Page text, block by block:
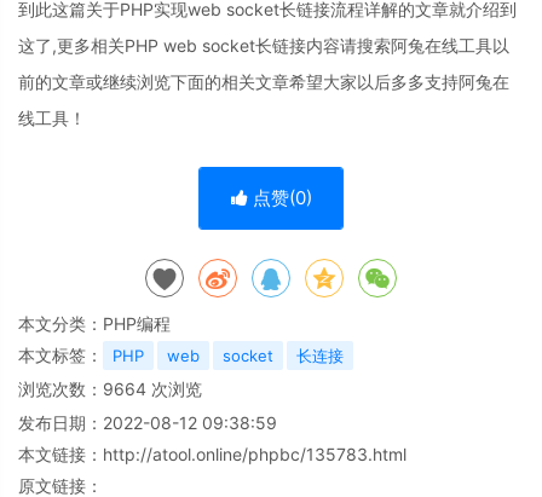
到此这篇关于PHP实现web socket长链接流程详解的文章就介绍到
这了,更多相关PHP web socket长链接内容请搜索阿兔在线工具以
前的文章或继续浏览下面的相关文章希望大家以后多多支持阿兔在
线工具！
点赞(0)
本文分类： PHP编程
本文标签：
PHP web socket 长连接
浏览次数： 9664 次浏览
发布日期：2022-08-12 09:38:59
本文链接： http://atool.online/phpbc/135783.html
原文链接：